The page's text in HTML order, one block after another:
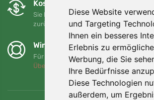
Diese Website
und Targeting
Ihnen ein besseres
Erlebnis zu
Werbung, die Sie
Ihre Bedürfnisse
Diese Technologien
außerdem, um
Kostenloser Umtausch und
Sie können Ihre Bestellung jederzeit
zurückgeben oder umtauschen.
Wir unterstützen Trees.org
Für jede Bestellung pflanzen wir einen
Über uns